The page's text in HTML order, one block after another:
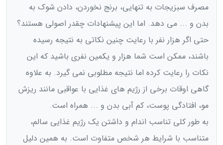
مصرف سبزیجات به تنهایی، برنج نخوردن، دادن شوک به
بدن و ... می دهد. اما این پیشنهادات چقدر اصولی هستند؟
حتی اگر هزار نفر با رعایت چنین نکاتی به نتیجه رسیده
باشند، ممکن است شما هزار و یکمین نفری باشید که این
نکات را رعایت کرده اما نتیجه مطلوبی نمی گیرد. به علاوه
گاهی اوقات برخی از رژیم های غذایی با عواقبی مانند ریزش
مو، افتادگی پوست، کم آبی بدن و ... همراه است.
به طور کلی تناسب اندام و داشتن یک رژیم غذایی سالم،
متناسب با شرایط هر شخص متفاوت است. به همین دلیل